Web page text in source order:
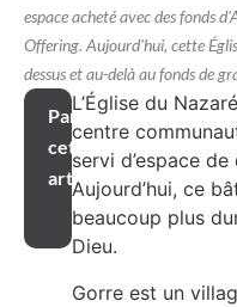
espace acheté avec des fonds
Offering. Aujourd'hui, cette
dessus et au-delà au fonds de
Partager
cet
article
L’Église du
centre
servi d’espace
Aujourd’hui, ce
beaucoup plus
Dieu.
Gorre est un